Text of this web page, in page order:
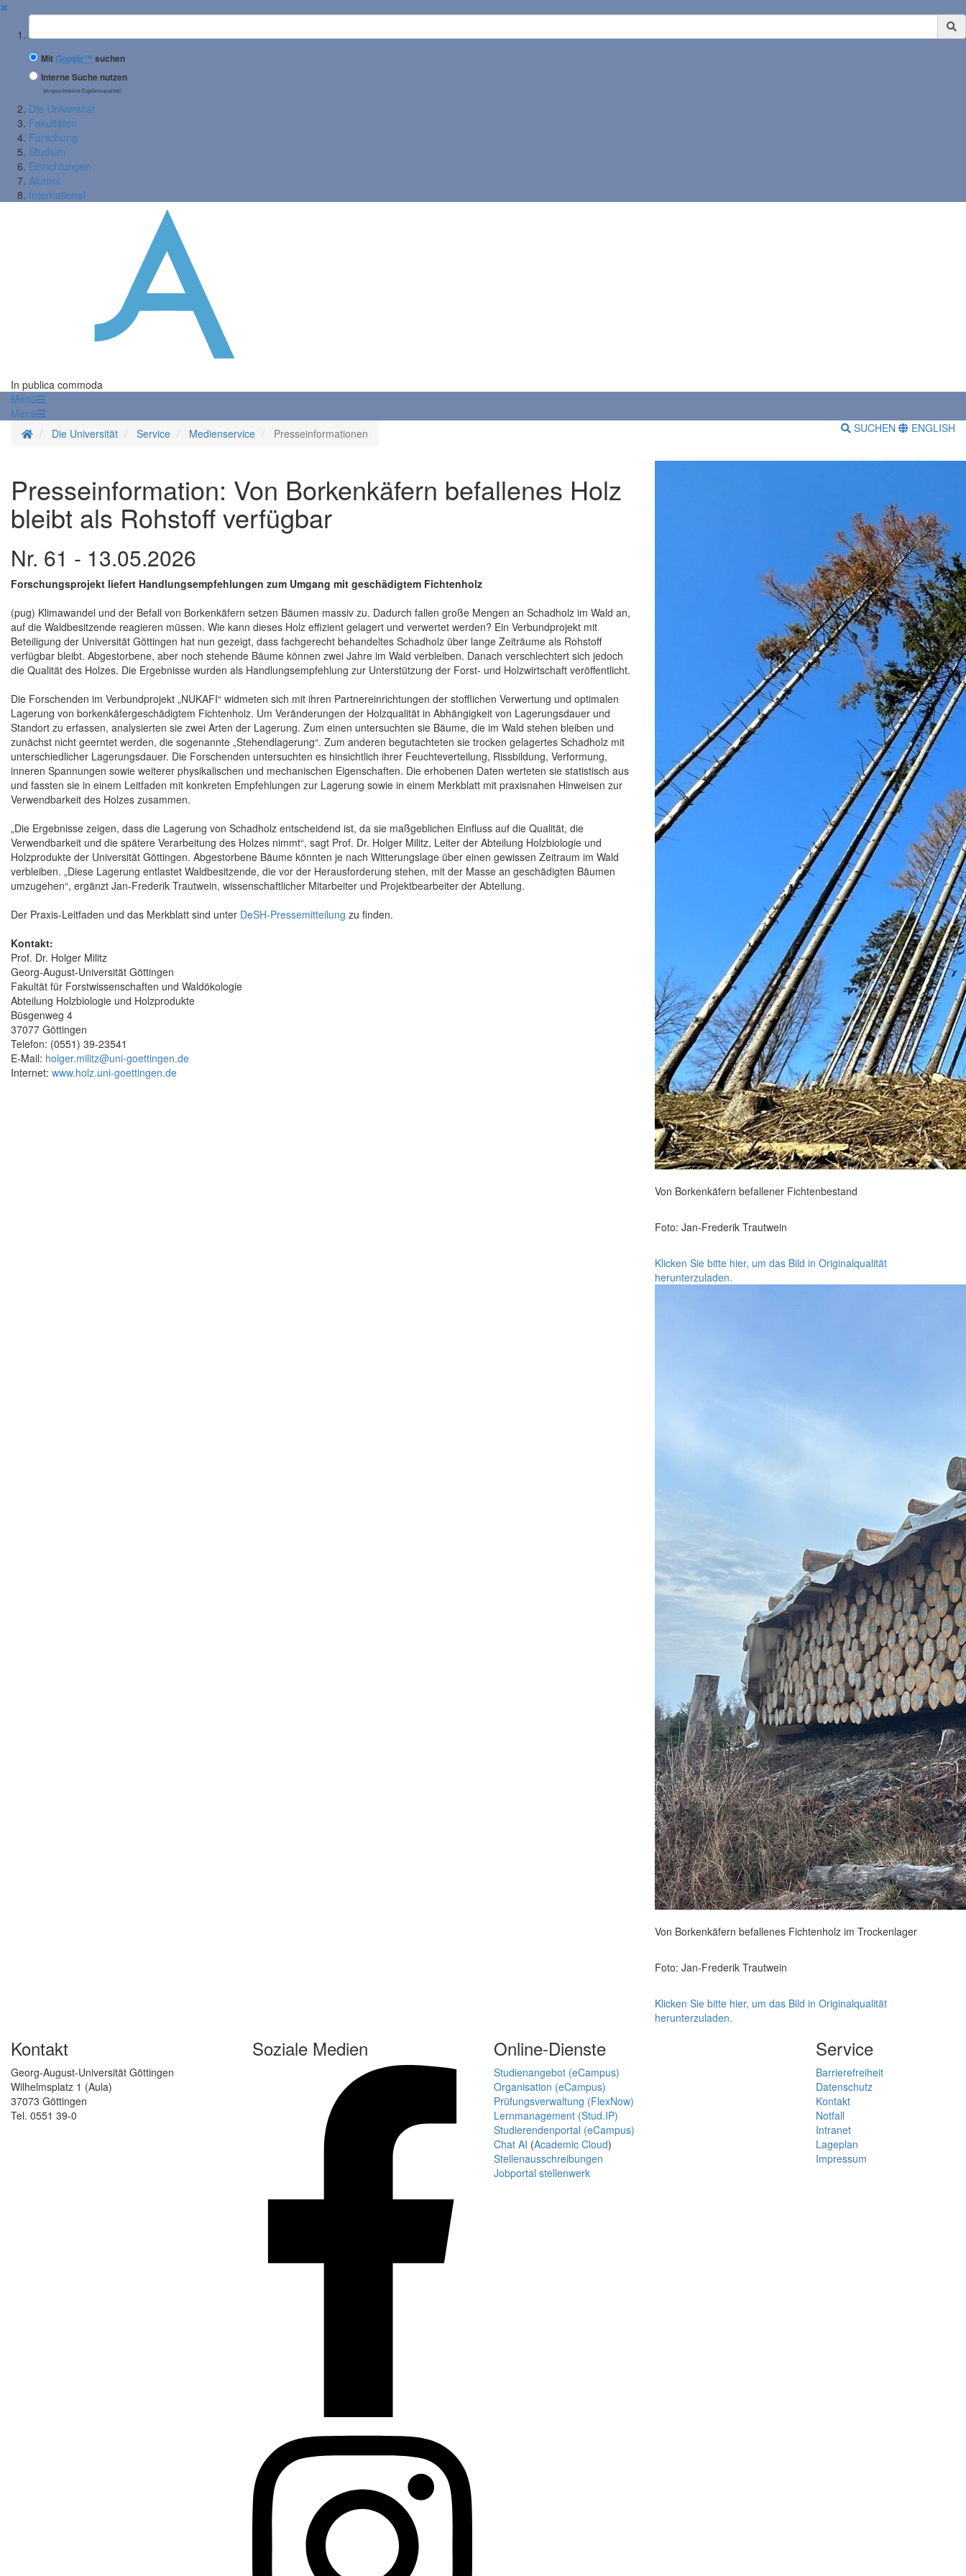
✖
Suchbegriff
MitGoogle™ suchen
Interne Suche nutzen
(eingeschränkte Ergebnisqualität)
Die Universität
Fakultäten
Forschung
Studium
Einrichtungen
Alumni
International
In publica commoda
Menü
Menü
StartseiteDie Universität Service Medienservice Presseinformationen SUCHEN ENGLISH
Presseinformation: Von Borkenkäfern befallenes Holz
bleibt als Rohstoff verfügbar
Nr. 61 - 13.05.2026
Forschungsprojekt liefert Handlungsempfehlungen zum Umgang mit geschädigtem Fichtenholz
(pug) Klimawandel und der Befall von Borkenkäfern setzen Bäumen massiv zu. Dadurch fallen große Mengen an Schadholz im Wald an,
auf die Waldbesitzende reagieren müssen. Wie kann dieses Holz effizient gelagert und verwertet werden? Ein Verbundprojekt mit
Beteiligung der Universität Göttingen hat nun gezeigt, dass fachgerecht behandeltes Schadholz über lange Zeiträume als Rohstoff
verfügbar bleibt. Abgestorbene, aber noch stehende Bäume können zwei Jahre im Wald verbleiben. Danach verschlechtert sich jedoch
die Qualität des Holzes. Die Ergebnisse wurden als Handlungsempfehlung zur Unterstützung der Forst- und Holzwirtschaft veröffentlicht.
Die Forschenden im Verbundprojekt „NUKAFI“ widmeten sich mit ihren Partnereinrichtungen der stofflichen Verwertung und optimalen
Lagerung von borkenkäfergeschädigtem Fichtenholz. Um Veränderungen der Holzqualität in Abhängigkeit von Lagerungsdauer und
Standort zu erfassen, analysierten sie zwei Arten der Lagerung. Zum einen untersuchten sie Bäume, die im Wald stehen bleiben und
zunächst nicht geerntet werden, die sogenannte „Stehendlagerung“. Zum anderen begutachteten sie trocken gelagertes Schadholz mit
unterschiedlicher Lagerungsdauer. Die Forschenden untersuchten es hinsichtlich ihrer Feuchteverteilung, Rissbildung, Verformung,
inneren Spannungen sowie weiterer physikalischen und mechanischen Eigenschaften. Die erhobenen Daten werteten sie statistisch aus
und fassten sie in einem Leitfaden mit konkreten Empfehlungen zur Lagerung sowie in einem Merkblatt mit praxisnahen Hinweisen zur
Verwendbarkeit des Holzes zusammen.
„Die Ergebnisse zeigen, dass die Lagerung von Schadholz entscheidend ist, da sie maßgeblichen Einfluss auf die Qualität, die
Verwendbarkeit und die spätere Verarbeitung des Holzes nimmt“, sagt Prof. Dr. Holger Militz, Leiter der Abteilung Holzbiologie und
Holzprodukte der Universität Göttingen. Abgestorbene Bäume könnten je nach Witterungslage über einen gewissen Zeitraum im Wald
verbleiben. „Diese Lagerung entlastet Waldbesitzende, die vor der Herausforderung stehen, mit der Masse an geschädigten Bäumen
umzugehen“, ergänzt Jan-Frederik Trautwein, wissenschaftlicher Mitarbeiter und Projektbearbeiter der Abteilung.
Der Praxis-Leitfaden und das Merkblatt sind unter DeSH-Pressemitteilung zu finden.
Kontakt:
Prof. Dr. Holger Militz
Georg-August-Universität Göttingen
Fakultät für Forstwissenschaften und Waldökologie
Abteilung Holzbiologie und Holzprodukte
Büsgenweg 4
37077 Göttingen
Telefon: (0551) 39-23541
E-Mail: holger.militz@uni-goettingen.de
Internet: www.holz.uni-goettingen.de
Von Borkenkäfern befallener Fichtenbestand
Foto: Jan-Frederik Trautwein
Klicken Sie bitte hier, um das Bild in Originalqualität
herunterzuladen.
Von Borkenkäfern befallenes Fichtenholz im Trockenlager
Foto: Jan-Frederik Trautwein
Klicken Sie bitte hier, um das Bild in Originalqualität
herunterzuladen.
Kontakt
Georg-August-Universität Göttingen
Wilhelmsplatz 1 (Aula)
37073 Göttingen
Tel. 0551 39-0
Soziale Medien Online-Dienste
Studienangebot (eCampus)
Organisation (eCampus)
Prüfungsverwaltung (FlexNow)
Lernmanagement (Stud.IP)
Studierendenportal (eCampus)
Chat AI (Academic Cloud)
Stellenausschreibungen
Jobportal stellenwerk
Service
Barrierefreiheit
Datenschutz
Kontakt
Notfall
Intranet
Lageplan
Impressum